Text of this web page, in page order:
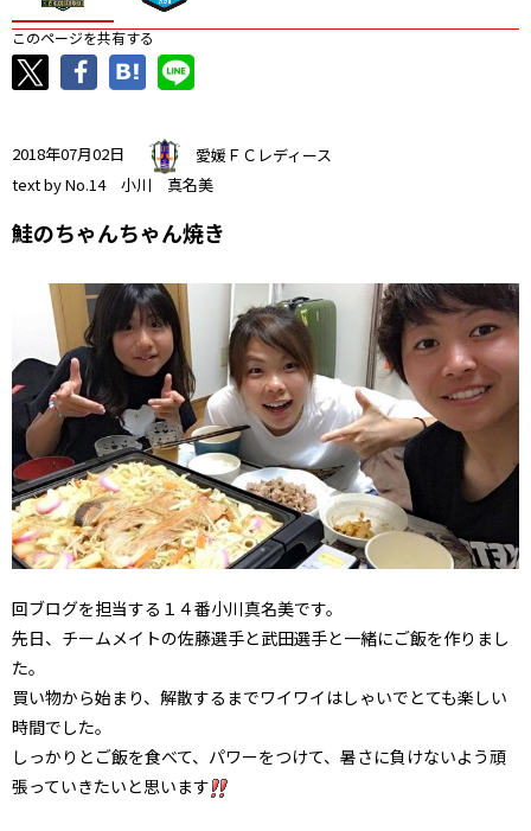
このページを共有する
2018年07月02日
愛媛ＦＣレディース
text by No.14 小川 真名美
鮭のちゃんちゃん焼き
回ブログを担当する１４番小川真名美です。
先日、チームメイトの佐藤選手と武田選手と一緒にご飯を作りまし
た。
買い物から始まり、解散するまでワイワイはしゃいでとても楽しい
時間でした。
しっかりとご飯を食べて、パワーをつけて、暑さに負けないよう頑
張っていきたいと思います